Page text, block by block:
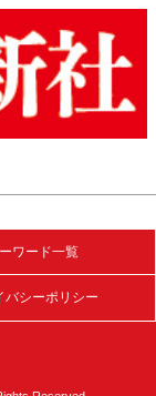
ワード一覧
バシーポリシー